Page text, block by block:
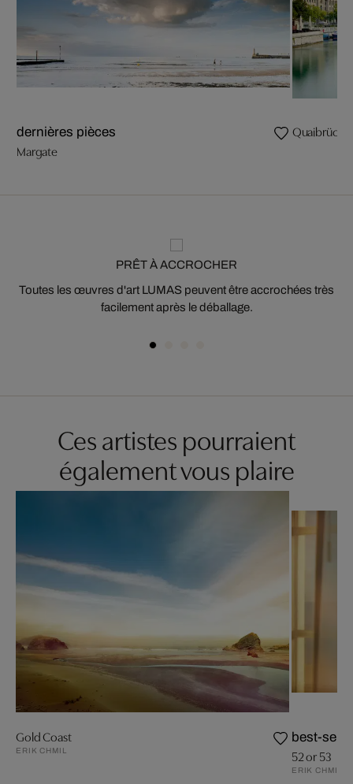
dernières pièces
Margate
Quaibrücke
PRÊT À ACCROCHER
Toutes les œuvres d'art LUMAS peuvent être accrochées très
facilement après le déballage.
Ces artistes pourraient
également vous plaire
Gold Coast
ERIK CHMIL
best-
52 or 53
ERIK CHMIL